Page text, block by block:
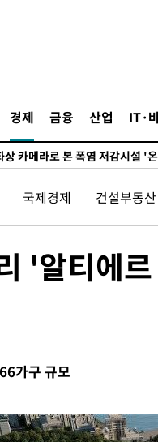
경제 금융 산업 IT·
수 역전 우승…데뷔 10년 차에
공원서 헤엄친 구렁이 '소동'
카전 68분만 뛰고 슈팅 0개
카메라로 본 폭염 저감시설 '
위협정은 이란이 목표 아냐 " 밝혀
부에서 레바논군 3명 폭발로
허가 취소…“에어포스원 기밀정
시 주한 미군 취약해질 수 있어”
다수 역전 우승…데뷔 10년 차
공원서 헤엄친 구렁이 '소동'
…LAFC, 톨루카에 1-0 승리(종
리드 입단식…'전례 없는 특급대
국제경제 건설부동산
'알티에
가구 규모